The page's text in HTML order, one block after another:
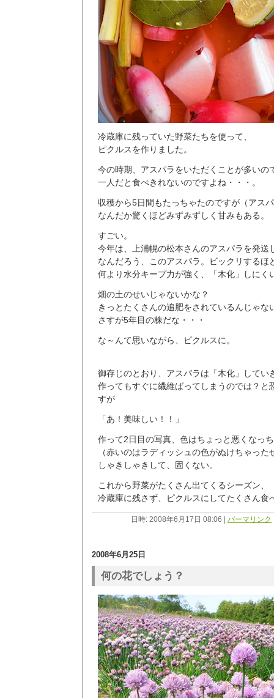
冷蔵庫に残っていた野菜たちを使って、
ピクルスを作りました。
今の時期、アスパラをいただくことが多いの
一人だと食べきれないのですよね・・・。
収穫から5日間もたっちゃたのですが（アス
なんだか驚くほどみずみずしく甘みもある。
すごい。
今年は、上浦幌の松本さんのアスパラを発送
なんだろう、このアスパラ。ビックリするほ
何より水分キープ力が強く、「木化」しにく
畑の土のせいじゃないかな？
きっとたくさんの追肥をされているんじゃな
さすが5年目の株だな・・・
な～んて思いながら、ピクルスに。
御存じのとおり、アスパラは「木化」してい
作ってもすぐに繊維ばってしまうのでは？と
すが
「あ！美味しい！！」
作って2日目の写真、色はちょっと悪くなっ
（赤いのはラディッシュの色がぬけちゃった
しゃきしゃきして、固くない。
これから野菜がたくさん出てくるシーズン、
冷蔵庫に残さず、ピクルスにしてたくさん食
日時: 2008年6月17日 08:06 | パーマリンク
2008年6月25日
何の花でしょう？